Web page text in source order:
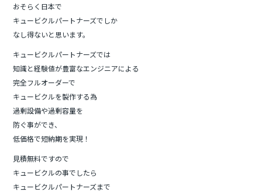
おそらく日本で
キュービクルパートナーズでしか
なし得ないと思います。
キュービクルパートナーズでは
知識と経験値が豊富なエンジニアによる
完全フルオーダーで
キュービクルを製作する為
過剰設備や過剰容量を
防ぐ事ができ、
低価格で短納期を実現！
見積無料ですので
キュービクルの事でしたら
キュービクルパートナーズまで